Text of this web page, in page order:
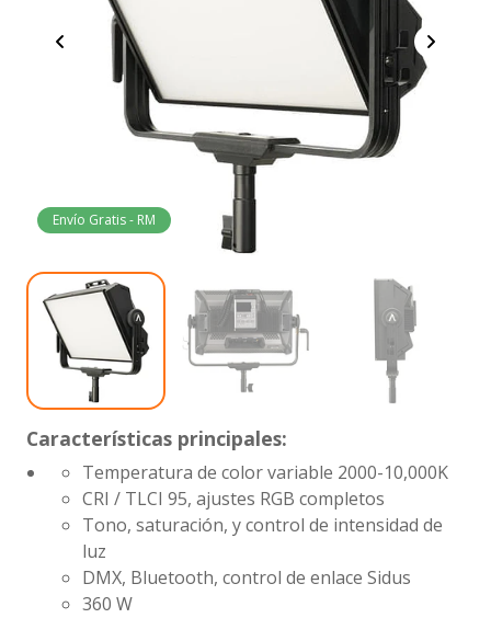
Envío Gratis - RM
Características principales:
Temperatura de color variable 2000-10,000K
CRI / TLCI95, ajustes RGB completos
Tono, saturación, y control de intensidad de
luz
DMX, Bluetooth, control de enlace Sidus
360 W